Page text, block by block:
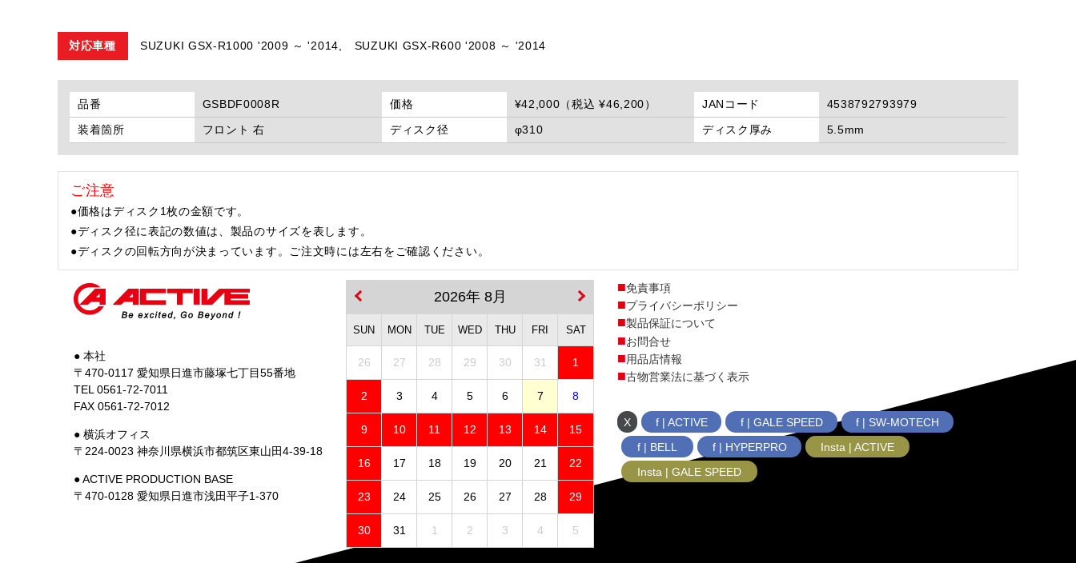
対応車種 SUZUKI GSX-R1000 '2009 ～ '2014, SUZUKI GSX-R600 '2008 ～ '2014
品番 GSBDF0008R 価格 ¥42,000（税込 ¥46,200） JANコード
4538792793979
装着箇所
フロント 右 ディスク径 φ310 ディスク厚み 5.5mm
ご注意
●価格はディスク1枚の金額です。
●ディスク径に表記の数値は、製品のサイズを表します。
●ディスクの回転方向が決まっています。ご注文時には左右をご確認ください。
● 本社
〒470-0117 愛知県日進市藤塚七丁目55番地
TEL 0561-72-7011
FAX 0561-72-7012
● 横浜オフィス
〒224-0023 神奈川県横浜市都筑区東山田4-39-18
● ACTIVE PRODUCTION BASE
〒470-0128 愛知県日進市浅田平子1-370
2026年 8月
SUN MON TUE WED THU FRI SAT
26 27 28 29 30 31 1
2 3 4 5 6 7 8
9 10 11 12 13 14 15
16 17 18 19 20 21 22
23 24 25 26 27 28 29
30 31 1 2 3 4 5
免責事項
プライバシーポリシー
製品保証について
お問合せ
用品店情報
古物営業法に基づく表示
X f | ACTIVE f | GALE SPEED
f | SW-MOTECH
f | BELL
f | HYPERPRO
Insta | ACTIVE
Insta | GALE SPEED